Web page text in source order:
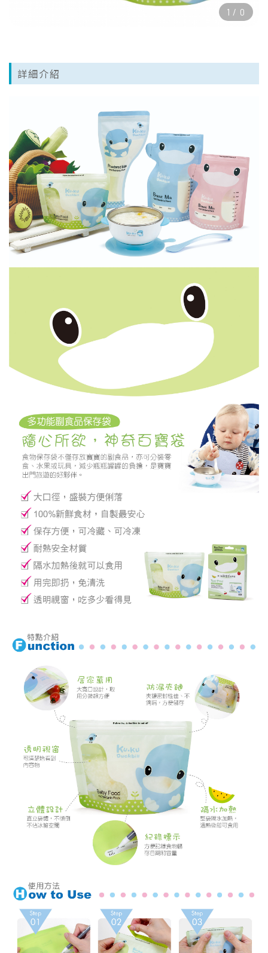
1 / 0
詳細介紹